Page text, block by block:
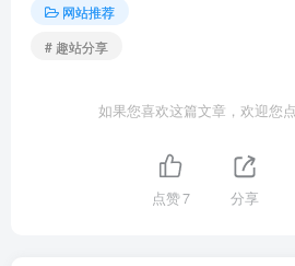
网站推荐
# 趣站分享
如果您喜欢这篇文章，欢迎您
点赞7 分享